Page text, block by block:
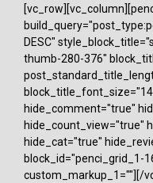
DESC"
thumb-280-376"
hide_comment="true"
hide_count_view="true"
hide_cat="true"
block_id="penci_grid_1-
custom_markup_1=""][/